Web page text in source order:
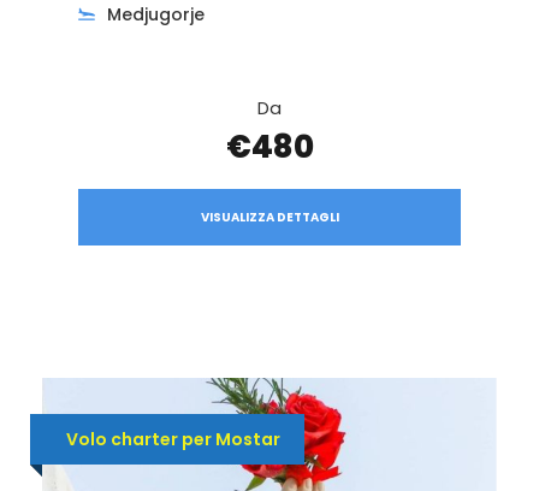
Medjugorje
Da
€480
VISUALIZZA DETTAGLI
Volo charter per Mostar